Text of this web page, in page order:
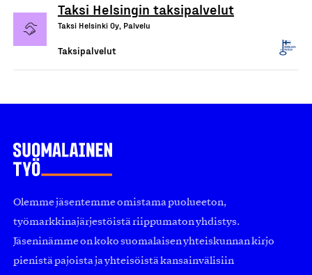
Taksi Helsingin taksipalvelut
Taksi Helsinki Oy, Palvelu
Taksipalvelut
Olemme jäsentemme omistama puolueeton,
työmarkkinajärjestöistä riippumaton yhdistys.
Jäseninämme on koko suomalaisen yhteiskunnan kirjo
pienistä pajoista ja yhteisöistä kansainvälisiin